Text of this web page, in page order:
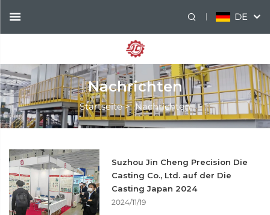
DE
Nachrichten
Startseite>Nachrichten
Suzhou Jin Cheng Precision Die
Casting Co., Ltd. auf der Die
Casting Japan 2024
2024/11/19